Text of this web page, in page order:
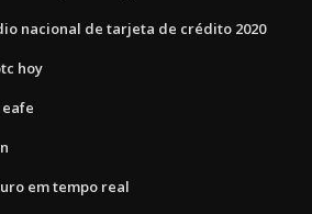
nacional de tarjeta de crédito 2020
hoy
em tempo real